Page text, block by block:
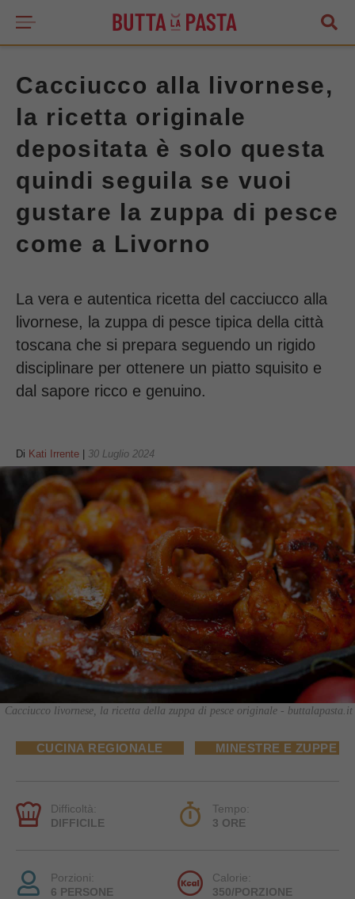
Cacciucco alla livornese,
la ricetta originale
depositata è solo questa
quindi seguila se vuoi
gustare la zuppa di pesce
come a Livorno
La vera e autentica ricetta del cacciucco alla
livornese, la zuppa di pesce tipica della città
toscana che si prepara seguendo un rigido
disciplinare per ottenere un piatto squisito e
dal sapore ricco e genuino.
Di Kati Irrente 30 Luglio 2024
Cacciucco livornese, la ricetta della zuppa di pesce originale - buttalapasta.it
CUCINA REGIONALE MINESTRE E ZUPPE
Difficoltà:
DIFFICILE
Tempo:
3 ORE
Porzioni:
6 PERSONE
Calorie:
350/PORZIONE